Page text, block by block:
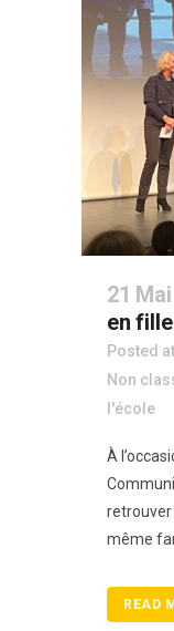
21 Mai
en
Posted
Non
l'école
À
retrouver
même
READ